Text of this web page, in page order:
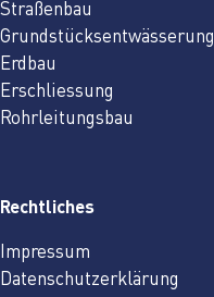
Straßenbau
Grundstücksentwässerung
Erdbau
Erschliessung
Rohrleitungsbau
Rechtliches
Impressum
Datenschutzerklärung